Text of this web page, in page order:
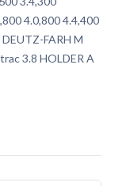
4.0,800 4.4,400
FARH M
3.8 HOLDER A